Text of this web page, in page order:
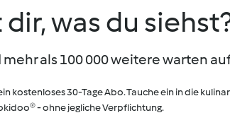
was du
als 100 000 weitere warten
kostenloses 30-Tage Abo. Tauche ein in die
- ohne jegliche Verpflichtung.